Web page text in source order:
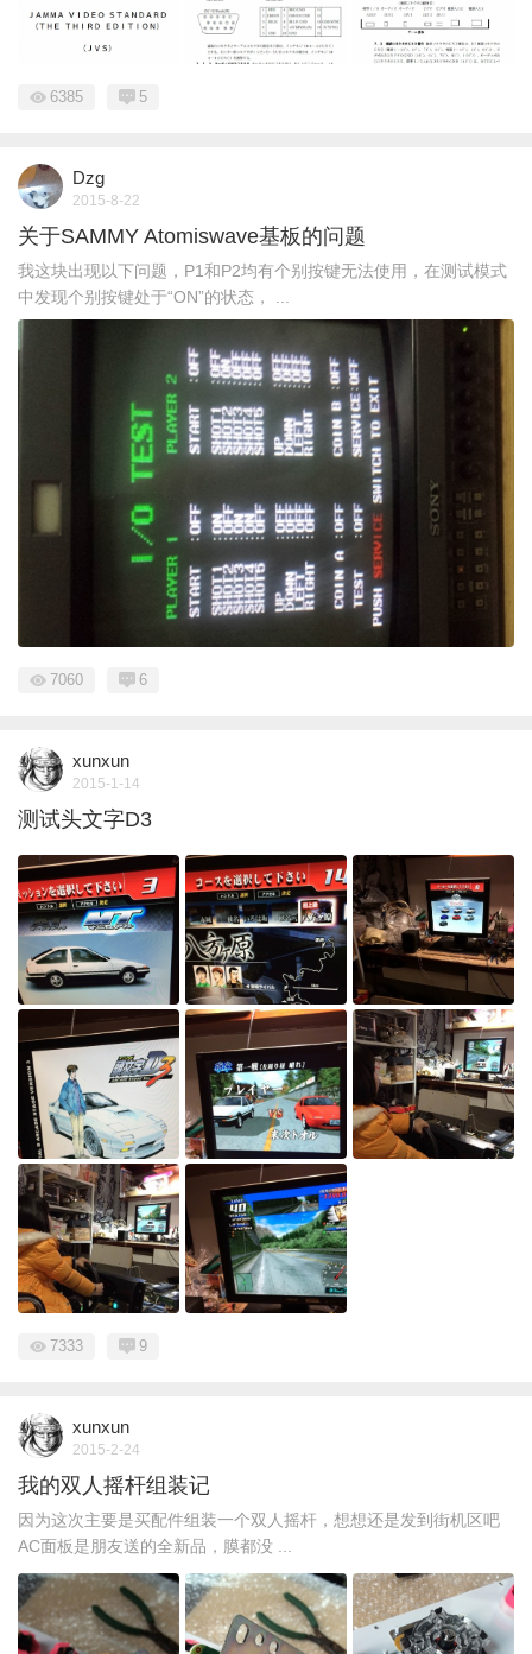
6385 5
Dzg
2015-8-22
关于SAMMY Atomiswave基板的问题
我这块出现以下问题，P1和P2均有个别按键无法使用，在测试模式
中发现个别按键处于“ON”的状态， ...
7060 6
xunxun
2015-1-14
测试头文字D3
7333 9
xunxun
2015-2-24
我的双人摇杆组装记
因为这次主要是买配件组装一个双人摇杆，想想还是发到街机区吧
AC面板是朋友送的全新品，膜都没 ...